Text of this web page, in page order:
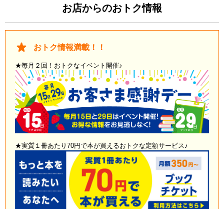
お店からのおトク情報
おトク情報満載！！
★毎月２回！おトクなイベント開催♪
★実質１冊あたり70円で本が買えるおトクな定額サービス♪